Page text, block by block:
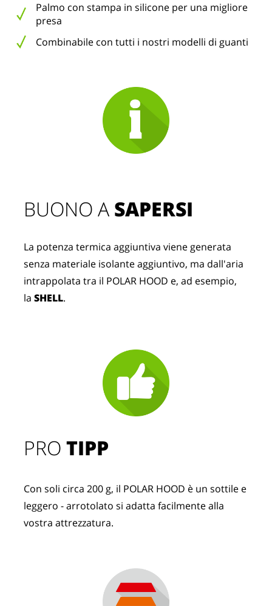
Palmo con stampa in silicone per una migliore
presa
Combinabile con tutti i nostri modelli di guanti
PROTIPP
Con soli circa 200 g, il POLAR HOOD è un sottile e
leggero - arrotolato si adatta facilmente alla
vostra attrezzatura.
BUONO A SAPERSI
La potenza termica aggiuntiva viene generata
senza materiale isolante aggiuntivo, ma dall'aria
intrappolata tra il POLAR HOOD e, ad esempio,
la SHELL.